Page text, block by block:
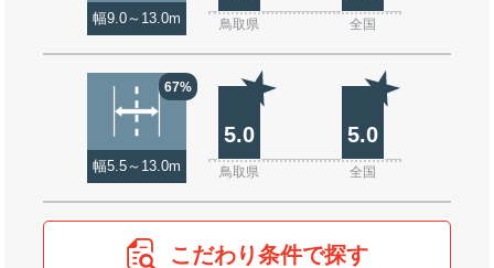
幅9.0～13.0m 鳥取県 全国
67%
幅5.5～13.0m
5.0 5.0
鳥取県 全国
こだわり条件で探す